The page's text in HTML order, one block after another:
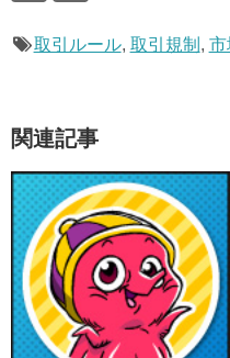
取引ルール, 取引規制 , 市
関連記事